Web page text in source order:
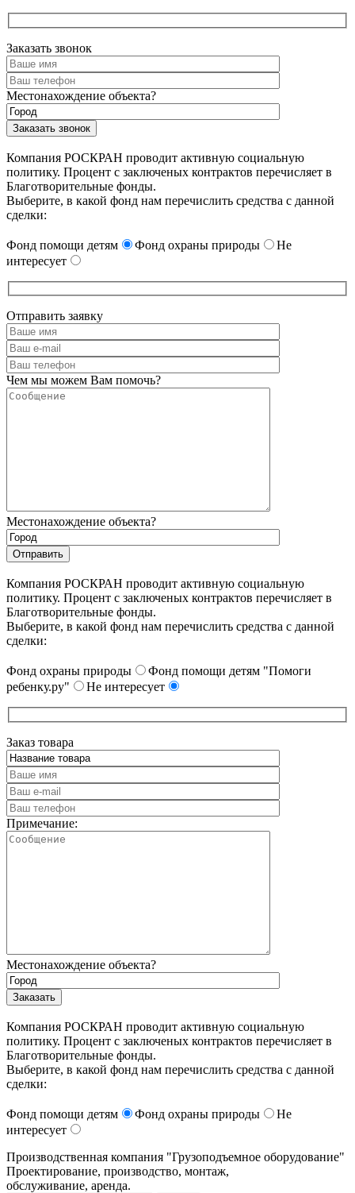
Заказать звонок
Местонахождение объекта?
Компания РОСКРАН проводит активную социальную
политику. Процент с заключеных контрактов перечисляет в
Благотворительные фонды.
Выберите, в какой фонд нам перечислить средства с данной
сделки:
Фонд помощи детям Фонд охраны природы
Не
интересует
Отправить заявку
Чем мы можем Вам помочь?
Местонахождение объекта?
Компания РОСКРАН проводит активную социальную
политику. Процент с заключеных контрактов перечисляет в
Благотворительные фонды.
Выберите, в какой фонд нам перечислить средства с данной
сделки:
Фонд охраны природы
Фонд помощи детям "Помоги
ребенку.ру"
Не интересует
Заказ товара
Примечание:
Местонахождение объекта?
Компания РОСКРАН проводит активную социальную
политику. Процент с заключеных контрактов перечисляет в
Благотворительные фонды.
Выберите, в какой фонд нам перечислить средства с данной
сделки:
Фонд помощи детям Фонд охраны природы
Не
интересует
Производственная компания "Грузоподъемное оборудование"
Проектирование, производство, монтаж,
обслуживание, аренда.